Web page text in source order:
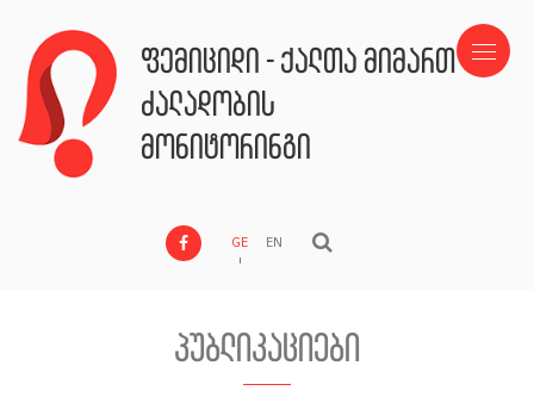
ფემიციდი - ქალთა მიმართ
ძალადობის
მონიტორინგი
GE EN
პუბლიკაციები